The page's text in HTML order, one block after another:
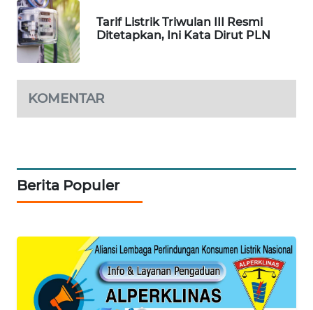
Tarif Listrik Triwulan III Resmi
Ditetapkan, Ini Kata Dirut PLN
KOMENTAR
Berita Populer
FORJASIDA
TAMBANG
NEWS
SITUNGIR
SIDIKALANG
NEWS
NEWS
METRO
SIANTAR
NEWS